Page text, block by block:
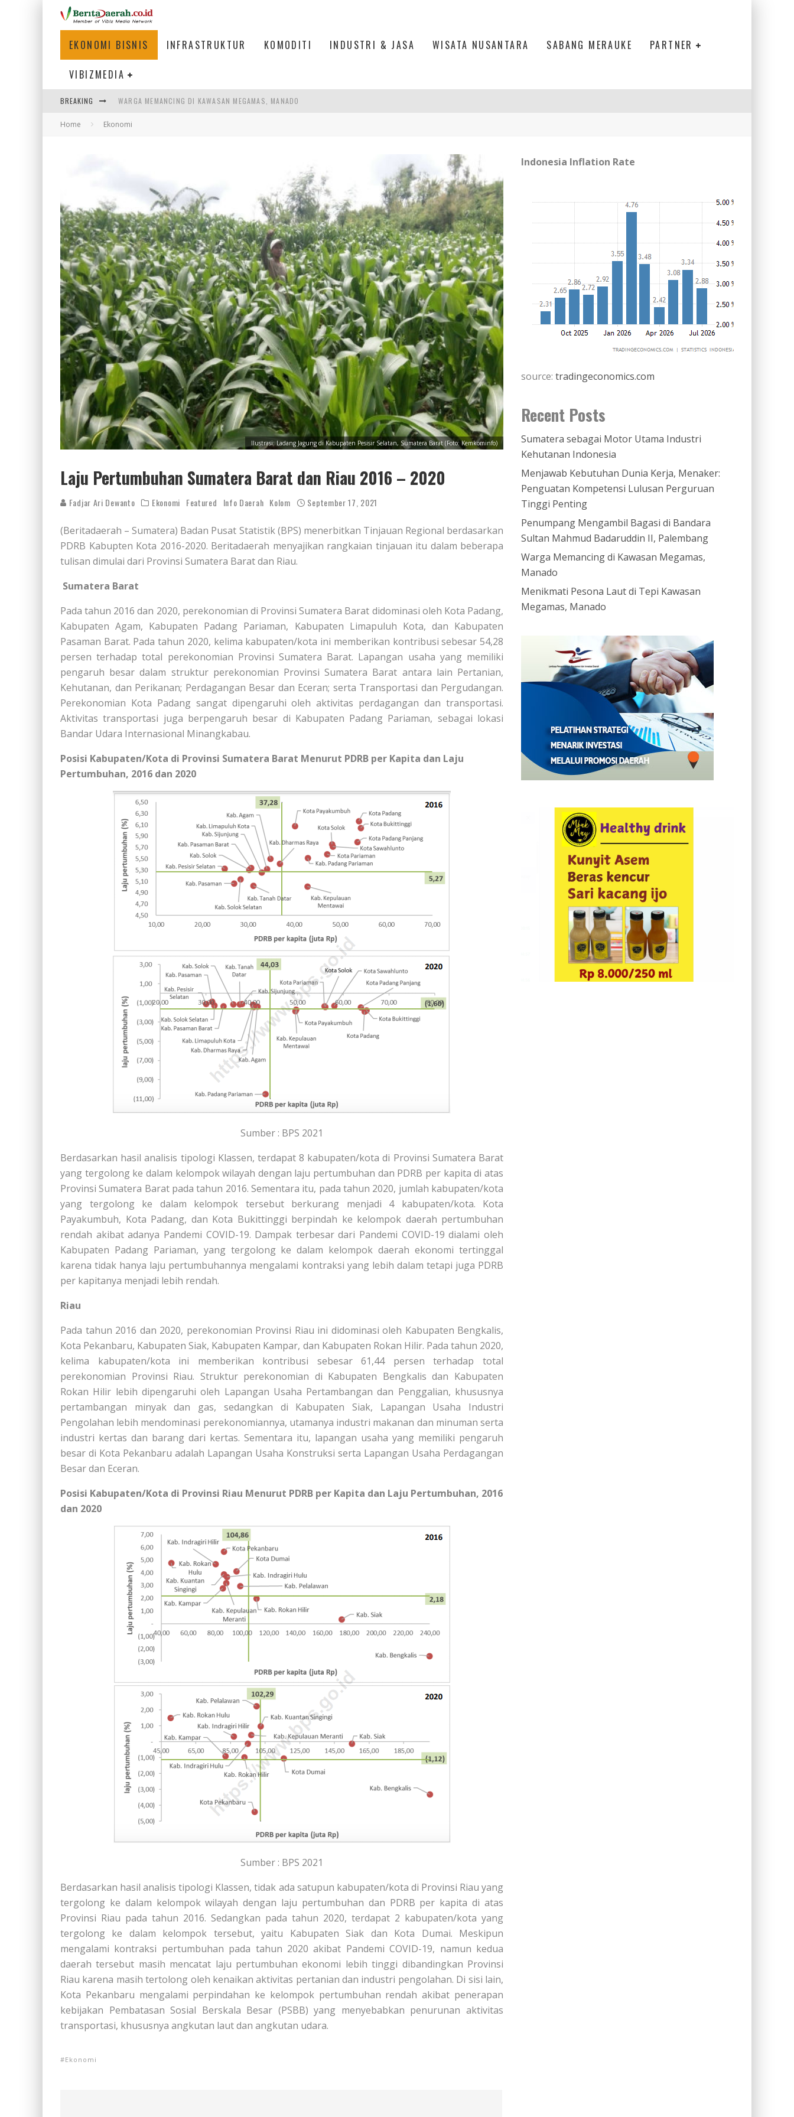
EKONOMI BISNIS INFRASTRUKTUR KOMODITI INDUSTRI & JASA WISATA NUSANTARA SABANG MERAUKE PARTNER
VIBIZMEDIA
BREAKING WARGA MEMANCING DI KAWASAN MEGAMAS, MANADO
SUMATERA SEBAGAI MOTOR UTAMA INDUSTRI KEHUTANAN INDONESIA
PENUMPANG MENGAMBIL BAGASI DI BANDARA SULTAN MAHMUD BADARUDDIN II, PALEMBANG
Home Ekonomi
Ilustrasi: Ladang Jagung di Kabupaten Pesisir Selatan, Sumatera Barat (Foto: Kemkominfo)
Laju Pertumbuhan Sumatera Barat dan Riau 2016 – 2020
Fadjar Ari Dewanto Ekonomi Featured Info Daerah Kolom September 17, 2021
(Beritadaerah – Sumatera) Badan Pusat Statistik (BPS) menerbitkan Tinjauan Regional berdasarkan
PDRB Kabupten Kota 2016-2020. Beritadaerah menyajikan rangkaian tinjauan itu dalam beberapa
tulisan dimulai dari Provinsi Sumatera Barat dan Riau.
Sumatera Barat
Pada tahun 2016 dan 2020, perekonomian di Provinsi Sumatera Barat didominasi oleh Kota Padang,
Kabupaten Agam, Kabupaten Padang Pariaman, Kabupaten Limapuluh Kota, dan Kabupaten
Pasaman Barat. Pada tahun 2020, kelima kabupaten/kota ini memberikan kontribusi sebesar 54,28
persen terhadap total perekonomian Provinsi Sumatera Barat. Lapangan usaha yang memiliki
pengaruh besar dalam struktur perekonomian Provinsi Sumatera Barat antara lain Pertanian,
Kehutanan, dan Perikanan; Perdagangan Besar dan Eceran; serta Transportasi dan Pergudangan.
Perekonomian Kota Padang sangat dipengaruhi oleh aktivitas perdagangan dan transportasi.
Aktivitas transportasi juga berpengaruh besar di Kabupaten Padang Pariaman, sebagai lokasi
Bandar Udara Internasional Minangkabau.
Posisi Kabupaten/Kota di Provinsi Sumatera Barat Menurut PDRB per Kapita dan Laju
Pertumbuhan, 2016 dan 2020
Sumber : BPS 2021
Berdasarkan hasil analisis tipologi Klassen, terdapat 8 kabupaten/kota di Provinsi Sumatera Barat
yang tergolong ke dalam kelompok wilayah dengan laju pertumbuhan dan PDRB per kapita di atas
Provinsi Sumatera Barat pada tahun 2016. Sementara itu, pada tahun 2020, jumlah kabupaten/kota
yang tergolong ke dalam kelompok tersebut berkurang menjadi 4 kabupaten/kota. Kota
Payakumbuh, Kota Padang, dan Kota Bukittinggi berpindah ke kelompok daerah pertumbuhan
rendah akibat adanya Pandemi COVID-19. Dampak terbesar dari Pandemi COVID-19 dialami oleh
Kabupaten Padang Pariaman, yang tergolong ke dalam kelompok daerah ekonomi tertinggal
karena tidak hanya laju pertumbuhannya mengalami kontraksi yang lebih dalam tetapi juga PDRB
per kapitanya menjadi lebih rendah.
Riau
Pada tahun 2016 dan 2020, perekonomian Provinsi Riau ini didominasi oleh Kabupaten Bengkalis,
Kota Pekanbaru, Kabupaten Siak, Kabupaten Kampar, dan Kabupaten Rokan Hilir. Pada tahun 2020,
kelima kabupaten/kota ini memberikan kontribusi sebesar 61,44 persen terhadap total
perekonomian Provinsi Riau. Struktur perekonomian di Kabupaten Bengkalis dan Kabupaten
Rokan Hilir lebih dipengaruhi oleh Lapangan Usaha Pertambangan dan Penggalian, khususnya
pertambangan minyak dan gas, sedangkan di Kabupaten Siak, Lapangan Usaha Industri
Pengolahan lebih mendominasi perekonomiannya, utamanya industri makanan dan minuman serta
industri kertas dan barang dari kertas. Sementara itu, lapangan usaha yang memiliki pengaruh
besar di Kota Pekanbaru adalah Lapangan Usaha Konstruksi serta Lapangan Usaha Perdagangan
Besar dan Eceran.
Posisi Kabupaten/Kota di Provinsi Riau Menurut PDRB per Kapita dan Laju Pertumbuhan, 2016
dan 2020
Sumber : BPS 2021
Berdasarkan hasil analisis tipologi Klassen, tidak ada satupun kabupaten/kota di Provinsi Riau yang
tergolong ke dalam kelompok wilayah dengan laju pertumbuhan dan PDRB per kapita di atas
Provinsi Riau pada tahun 2016. Sedangkan pada tahun 2020, terdapat 2 kabupaten/kota yang
tergolong ke dalam kelompok tersebut, yaitu Kabupaten Siak dan Kota Dumai. Meskipun
mengalami kontraksi pertumbuhan pada tahun 2020 akibat Pandemi COVID-19, namun kedua
daerah tersebut masih mencatat laju pertumbuhan ekonomi lebih tinggi dibandingkan Provinsi
Riau karena masih tertolong oleh kenaikan aktivitas pertanian dan industri pengolahan. Di sisi lain,
Kota Pekanbaru mengalami perpindahan ke kelompok pertumbuhan rendah akibat penerapan
kebijakan Pembatasan Sosial Berskala Besar (PSBB) yang menyebabkan penurunan aktivitas
transportasi, khususnya angkutan laut dan angkutan udara.
Ekonomi
Indonesia Inflation Rate
source: tradingeconomics.com
Recent Posts
Sumatera sebagai Motor Utama Industri
Kehutanan Indonesia
Menjawab Kebutuhan Dunia Kerja, Menaker:
Penguatan Kompetensi Lulusan Perguruan
Tinggi Penting
Penumpang Mengambil Bagasi di Bandara
Sultan Mahmud Badaruddin II, Palembang
Warga Memancing di Kawasan Megamas,
Manado
Menikmati Pesona Laut di Tepi Kawasan
Megamas, Manado